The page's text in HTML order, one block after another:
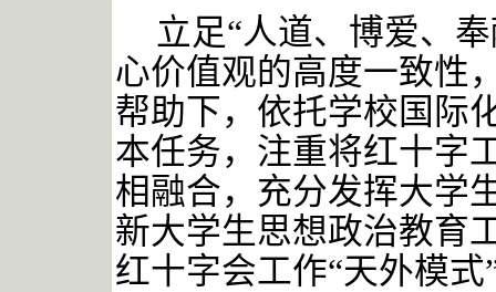
立足“人道、博爱、
心价值观的高度一致性
帮助下，依托学校国际
本任务，注重将红十字
相融合，充分发挥大学
新大学生思想政治教育
红十字会工作“天外模式